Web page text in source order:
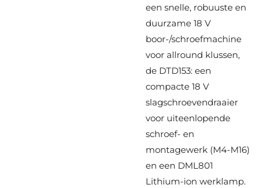
een snelle, robuuste en
duurzame 18 V
boor-/schroefmachine
voor allround klussen,
de DTD153: een
compacte 18 V
slagschroevendraaier
voor uiteenlopende
schroef- en
montagewerk (M4-M16)
en een DML801
Lithium-ion werklamp.